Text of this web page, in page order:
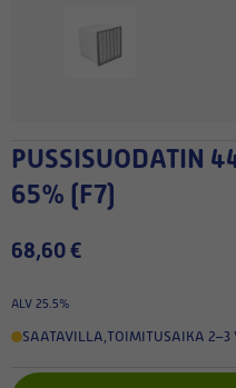
PUSSISUODATIN 440x515-540/6 ePM1
65% (F7)
68,60 €
ALV 25.5%
SAATAVILLA,TOIMITUSAIKA 2–3